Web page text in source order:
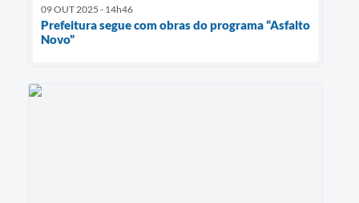
09 OUT 2025 - 14h46
Prefeitura segue com obras do programa “Asfalto
Novo”